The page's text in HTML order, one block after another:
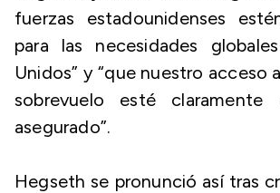
fuerzas estadounidenses
para las necesidades
Unidos” y “que nuestro acceso
sobrevuelo esté claramente
asegurado”.
Hegseth se pronunció así tras